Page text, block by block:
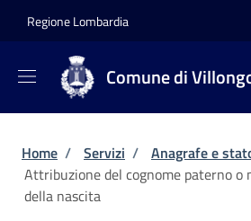
Regione Lombardia
Comune di
Briciole di pane
Home / Servizi / Anagrafe e
Attribuzione del cognome paterno o
della nascita